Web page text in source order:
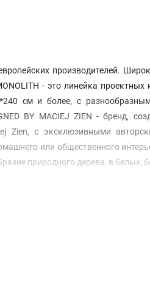
производителей.
- это линейка проектных
см и более, с
BY MACIEJ ZIEN - бренд,
с эксклюзивными
или общественного
природного дерева, в белых,